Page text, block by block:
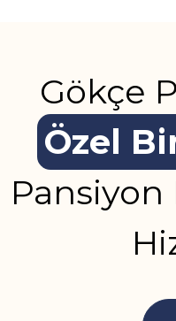
Gökçe
Özel
Pansiyon